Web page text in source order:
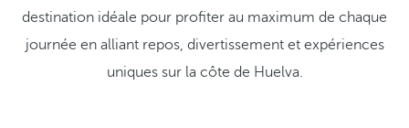
destination idéale pour profiter au maximum de chaque
journée en alliant repos, divertissement et expériences
uniques sur la côte de Huelva.